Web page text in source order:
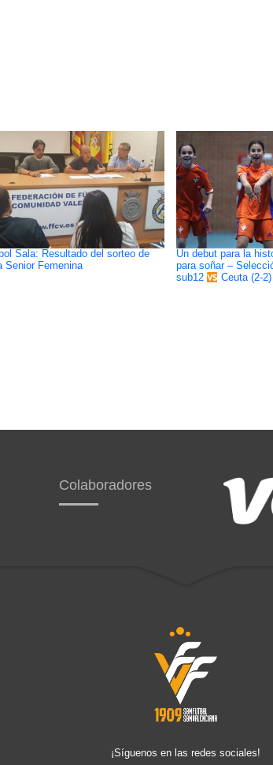
Sala: Resultado del sorteo de
Senior Femenina
Un debut para la
para soñar –
sub12
Ceuta (2-2)
Colaboradores
¡Síguenos en las redes sociales!